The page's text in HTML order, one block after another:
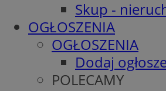
Skup -
OGŁOSZENIA
OGŁOSZENIA
Dodaj
POLECAMY